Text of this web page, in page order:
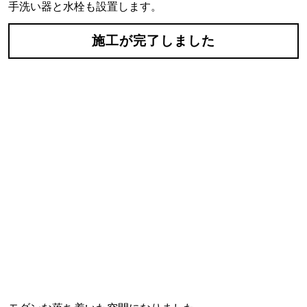
手洗い器と水栓も設置します。
施工が完了しました